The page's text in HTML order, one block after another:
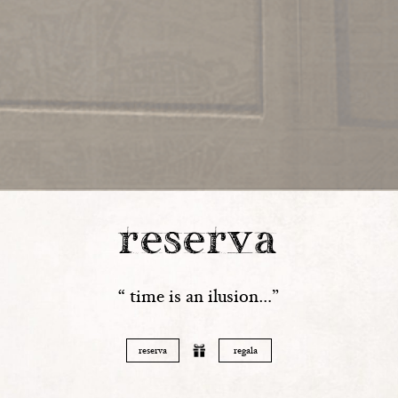
reserva
“ time is an ilusion…”
reserva regala